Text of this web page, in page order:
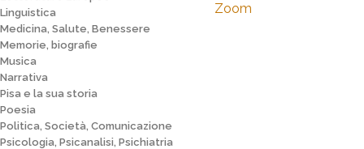
Linguistica
Medicina, Salute, Benessere
Memorie, biografie
Musica
Narrativa
Pisa e la sua storia
Poesia
Politica, Società, Comunicazione
Psicologia, Psicanalisi, Psichiatria
Zoom